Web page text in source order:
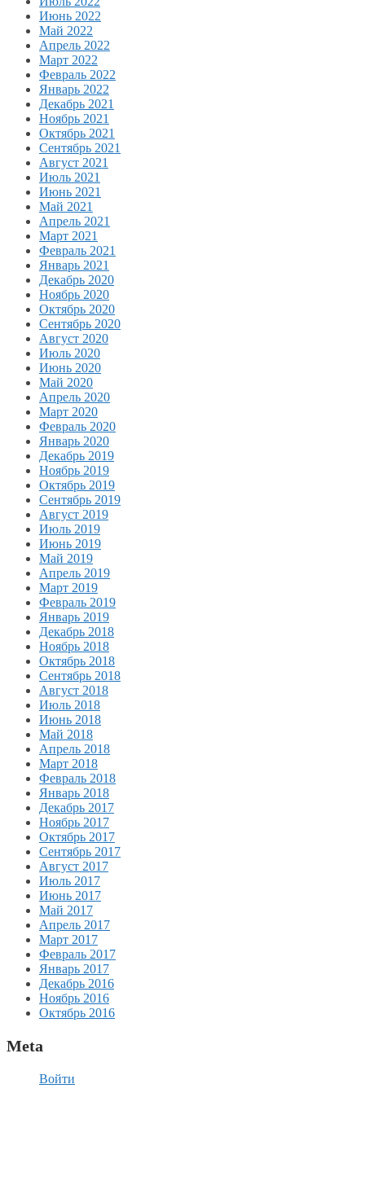
Июнь 2022
Май 2022
Апрель 2022
Март 2022
Февраль 2022
Январь 2022
Декабрь 2021
Ноябрь 2021
Октябрь 2021
Сентябрь 2021
Август 2021
Июль 2021
Июнь 2021
Май 2021
Апрель 2021
Март 2021
Февраль 2021
Январь 2021
Декабрь 2020
Ноябрь 2020
Октябрь 2020
Сентябрь 2020
Август 2020
Июль 2020
Июнь 2020
Май 2020
Апрель 2020
Март 2020
Февраль 2020
Январь 2020
Декабрь 2019
Ноябрь 2019
Октябрь 2019
Сентябрь 2019
Август 2019
Июль 2019
Июнь 2019
Май 2019
Апрель 2019
Март 2019
Февраль 2019
Январь 2019
Декабрь 2018
Ноябрь 2018
Октябрь 2018
Сентябрь 2018
Август 2018
Июль 2018
Июнь 2018
Май 2018
Апрель 2018
Март 2018
Февраль 2018
Январь 2018
Декабрь 2017
Ноябрь 2017
Октябрь 2017
Сентябрь 2017
Август 2017
Июль 2017
Июнь 2017
Май 2017
Апрель 2017
Март 2017
Февраль 2017
Январь 2017
Декабрь 2016
Ноябрь 2016
Октябрь 2016
Meta
Войти